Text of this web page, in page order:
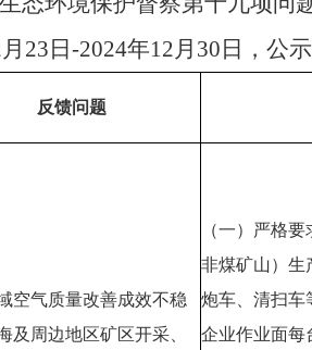
月 23 日 -2024年12月 30 日，公
反馈问题
空气质量改善成效不稳
及周边地区矿区开采、
（一）严格
非煤矿山）生
炮车、清扫车
企业作业面每